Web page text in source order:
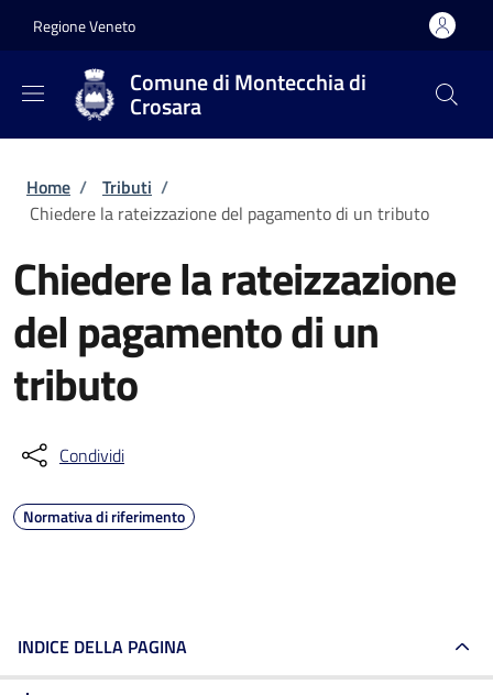
Regione Veneto
Comune di Montecchia di
Crosara
Briciole di pane
Home / Tributi /
Chiedere la rateizzazione del pagamento di un tributo
Chiedere la rateizzazione
del pagamento di un
tributo
Condividi
Normativa di riferimento
INDICE DELLA PAGINA